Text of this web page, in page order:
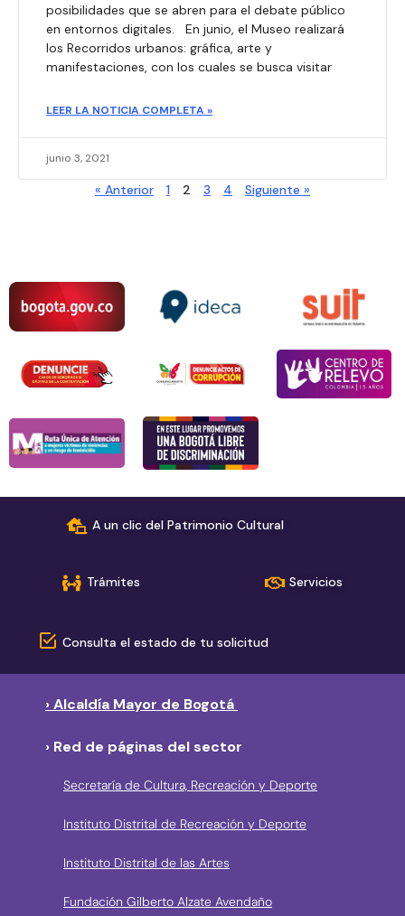
posibilidades que se abren para el debate público
en entornos digitales. En junio, el Museo realizará
los Recorridos urbanos: gráfica, arte y
manifestaciones, con los cuales se busca visitar
LEER LA NOTICIA COMPLETA »
junio 3, 2021
« Anterior 1 2 3 4 Siguiente »
A un clic del Patrimonio Cultural
Trámites Servicios
Consulta el estado de tu solicitud
› Alcaldía Mayor de Bogotá
› Red de páginas del sector
Secretaría de Cultura, Recreación y Deporte
Instituto Distrital de Recreación y Deporte
Instituto Distrital de las Artes
Fundación Gilberto Alzate Avendaño